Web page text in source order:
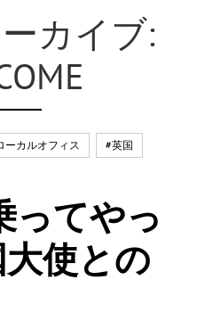
カイブ:
ーカルオフィス #英国
ってやっ
使との